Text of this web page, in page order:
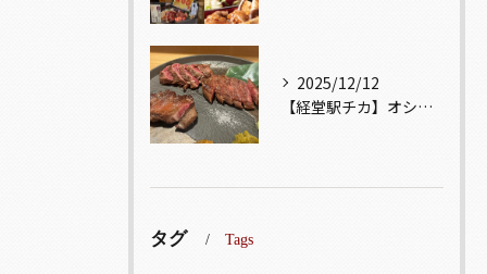
2025/12/12
【経堂駅チカ】オシャレ居酒屋🏮自慢のお肉が楽しめる🐃お得なコ...
タグ Tags